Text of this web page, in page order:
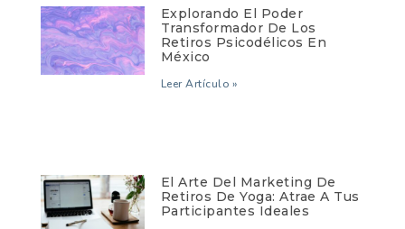
Explorando El Poder
Transformador De Los
Retiros Psicodélicos En
México
Leer Artículo »
El Arte Del Marketing De
Retiros De Yoga: Atrae A Tus
Participantes Ideales